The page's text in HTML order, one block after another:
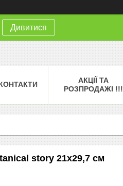
Дивитися
АКЦІЇ ТА
РОЗПРОДАЖІ !!!
story 21х29,7 см